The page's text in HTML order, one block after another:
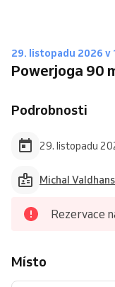
29. listopadu 2026 v
Powerjoga 90
Podrobnosti
29. listopadu
Michal Valdhans
Rezervace
Místo